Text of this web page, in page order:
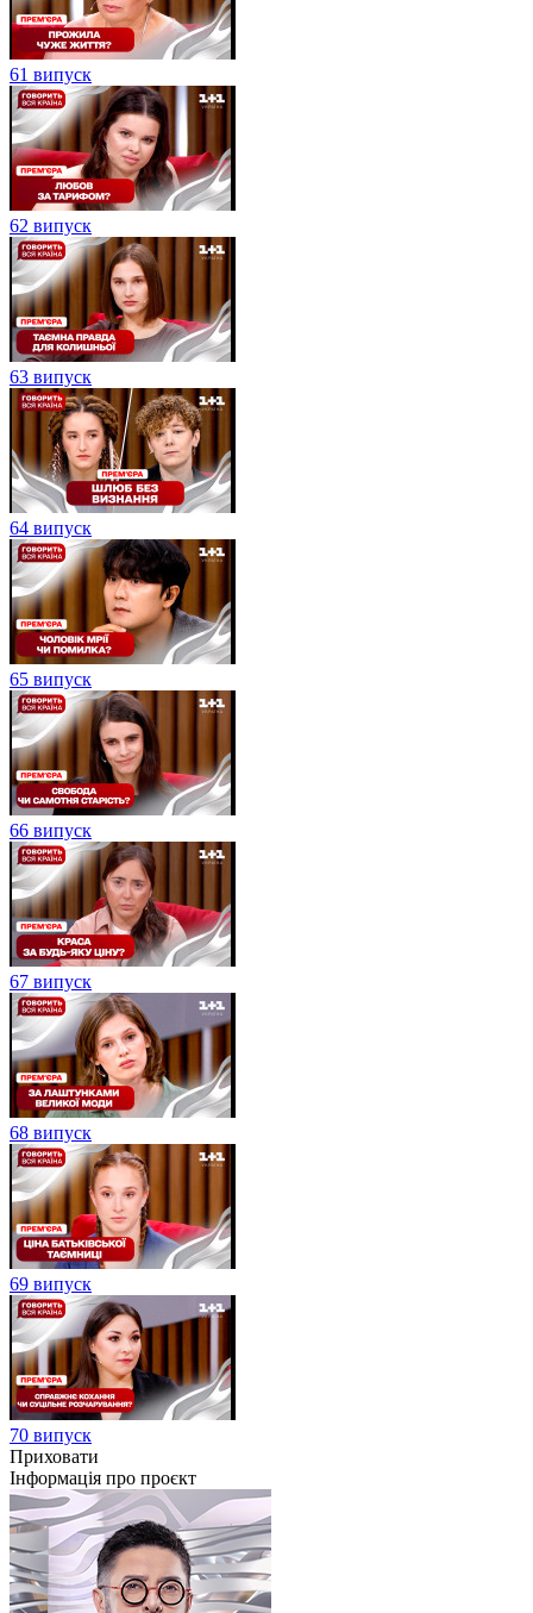
61 випуск
62 випуск
63 випуск
64 випуск
65 випуск
66 випуск
67 випуск
68 випуск
69 випуск
70 випуск
Приховати
Інформація про проєкт